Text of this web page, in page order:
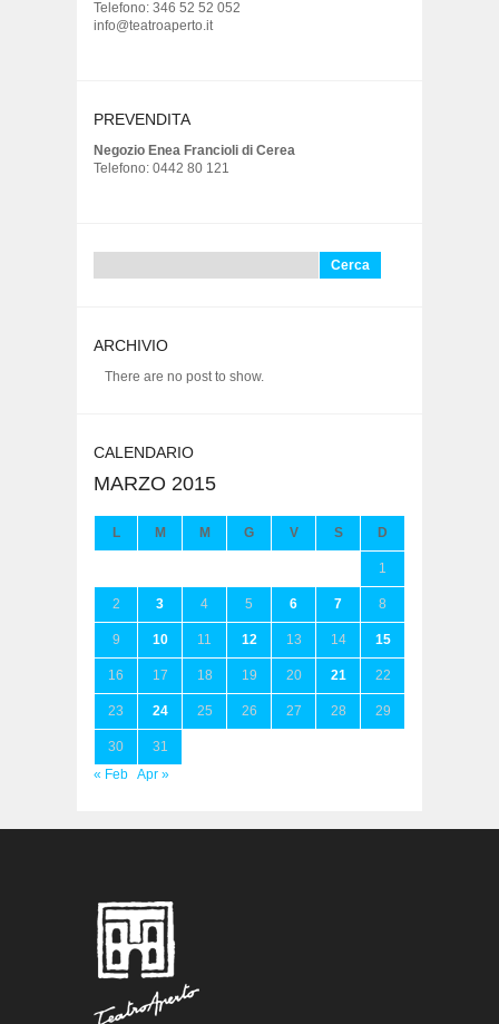
Telefono: 346 52 52 052
info@teatroaperto.it
PREVENDITA
Negozio Enea Francioli di Cerea
Telefono: 0442 80 121
per:
ARCHIVIO
There are no post to show.
CALENDARIO
MARZO 2015
L M M G V S D
1
2 3 4 5 6 7 8
9 10 11 12 13 14 15
16 17 18 19 20 21 22
23 24 25 26 27 28 29
30
31
« Feb Apr »